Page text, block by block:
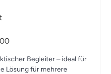
Begleiter – ideal für
Lösung für mehrere